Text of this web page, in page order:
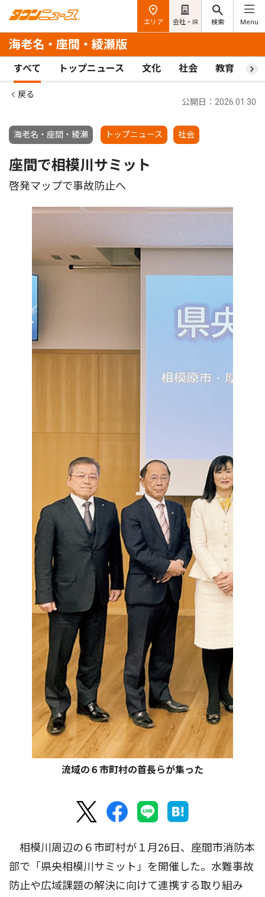
エリア 会社・IR 検索 Menu
海老名・座間・綾瀬版
すべて トップニュース 文化 社会 教育 ス
戻る
海老名・座間・綾瀬 トップニュース 社会
公開日：2026.01.30
座間で相模川サミット
啓発マップで事故防止へ
流域の６市町村の首長らが集った
相模川周辺の６市町村が１月26日、座間市消防本
部で「県央相模川サミット」を開催した。水難事故
防止や広域課題の解決に向けて連携する取り組み